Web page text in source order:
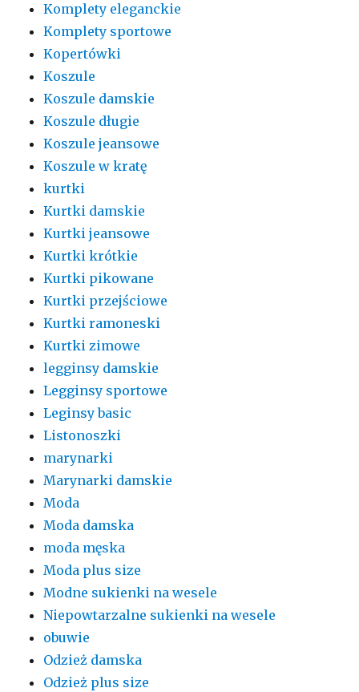
Komplety eleganckie
Komplety sportowe
Kopertówki
Koszule
Koszule damskie
Koszule długie
Koszule jeansowe
Koszule w kratę
kurtki
Kurtki damskie
Kurtki jeansowe
Kurtki krótkie
Kurtki pikowane
Kurtki przejściowe
Kurtki ramoneski
Kurtki zimowe
legginsy damskie
Legginsy sportowe
Leginsy basic
Listonoszki
marynarki
Marynarki damskie
Moda
Moda damska
moda męska
Moda plus size
Modne sukienki na wesele
Niepowtarzalne sukienki na wesele
obuwie
Odzież damska
Odzież plus size